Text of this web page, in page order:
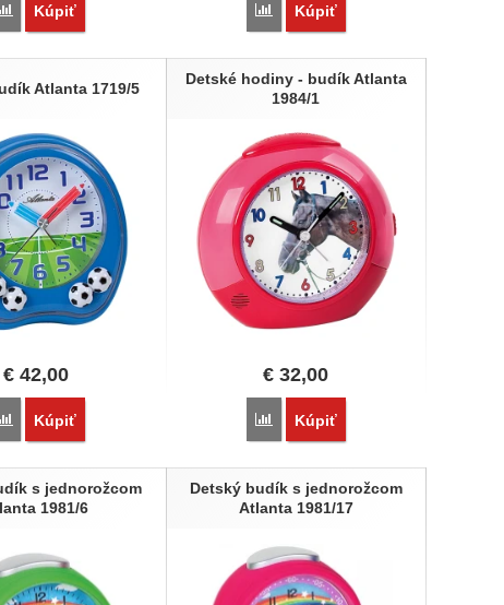
Porovnať
Kúpiť Porovnať
Kúpiť
Atlanta 1719/5
€42,00
Porovnať
Kúpiť
Detské hodiny - budík Atlanta
1984/1
€ 32,00
Porovnať
Kúpiť
s jednorožcom
1981/6
Detský budík s jednorožcom
Atlanta 1981/17